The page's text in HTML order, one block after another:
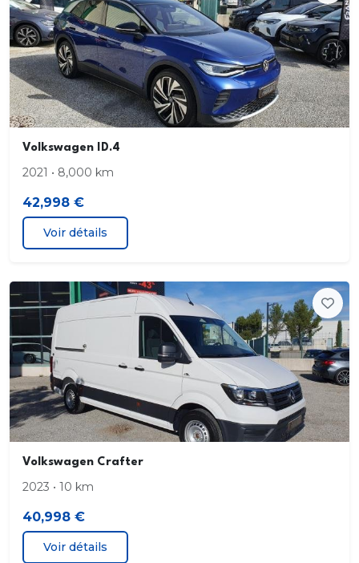
Volkswagen ID.4
2021 • 8,000 km
42,998 €
Voir détails
Volkswagen Crafter
2023 • 10 km
40,998 €
Voir détails